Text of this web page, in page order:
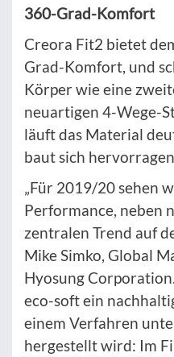
360-Grad-Komfort
Creora Fit2 bietet
Grad-Komfort, und
Körper wie eine
neuartigen 4-Wege-
läuft das Material
baut sich
„Für 2019/20 sehen
Performance, neben
zentralen Trend auf
Mike Simko, Global
Hyosung
eco-soft ein
einem Verfahren
hergestellt wird: Im